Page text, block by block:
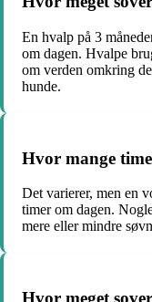
En hvalp på 3
om dagen. Hvalpe
om verden omkring
hunde.
Hvor mange
Det varierer, men en
timer om dagen.
mere eller mindre
Hvor meget